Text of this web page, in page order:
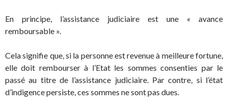
En principe, l’assistance judiciaire est une « avance
remboursable ».
Cela signifie que, si la personne est revenue à meilleure fortune,
elle doit rembourser à l’Etat les sommes consenties par le
passé au titre de l’assistance judiciaire. Par contre, si l’état
d’indigence persiste, ces sommes ne sont pas dues.